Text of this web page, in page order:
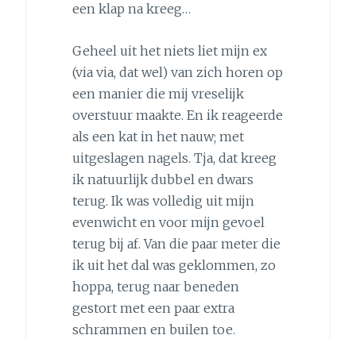
een klap na kreeg…
Geheel uit het niets liet mijn ex
(via via, dat wel) van zich horen op
een manier die mij vreselijk
overstuur maakte. En ik reageerde
als een kat in het nauw; met
uitgeslagen nagels. Tja, dat kreeg
ik natuurlijk dubbel en dwars
terug. Ik was volledig uit mijn
evenwicht en voor mijn gevoel
terug bij af. Van die paar meter die
ik uit het dal was geklommen, zo
hoppa, terug naar beneden
gestort met een paar extra
schrammen en builen toe.